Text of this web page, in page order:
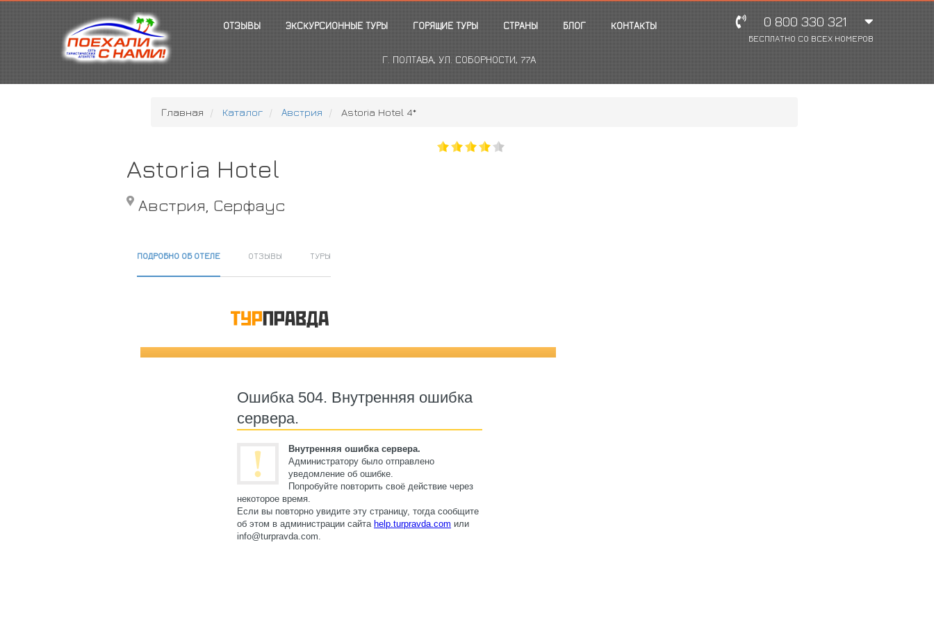
ОТЗЫВЫ ЭКСКУРСИОННЫЕ ТУРЫ ГОРЯЩИЕ ТУРЫ СТРАНЫ БЛОГ КОНТАКТЫ
Г. ПОЛТАВА, УЛ. СОБОРНОСТИ, 77А
0 800 330 321
БЕСПЛАТНО СО ВСЕХ НОМЕРОВ
Главная Каталог Австрия Astoria Hotel 4*
Astoria Hotel
Австрия, Серфаус
ПОДРОБНО ОБ ОТЕЛЕ ОТЗЫВЫ ТУРЫ